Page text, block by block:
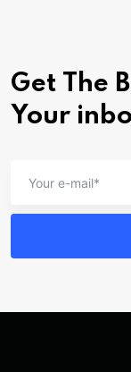
Get The
Your